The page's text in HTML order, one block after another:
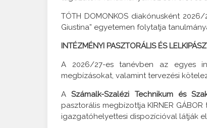
TÓTH DOMONKOS diakónusként
Giustina” egyetemen folytatja
INTÉZMÉNYI PASZTORÁLIS ÉS
A 2026/27-es tanévben az egyes
megbízásokat, valamint tervezési
ASzámalk-Szalézi Technikum és
pasztorális megbízottja KIRNER
igazgatóhelyettesi dispozícióval látják